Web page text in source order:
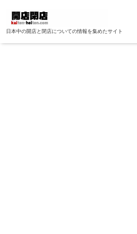
日本中の開店と閉店についての情報を集めたサイト